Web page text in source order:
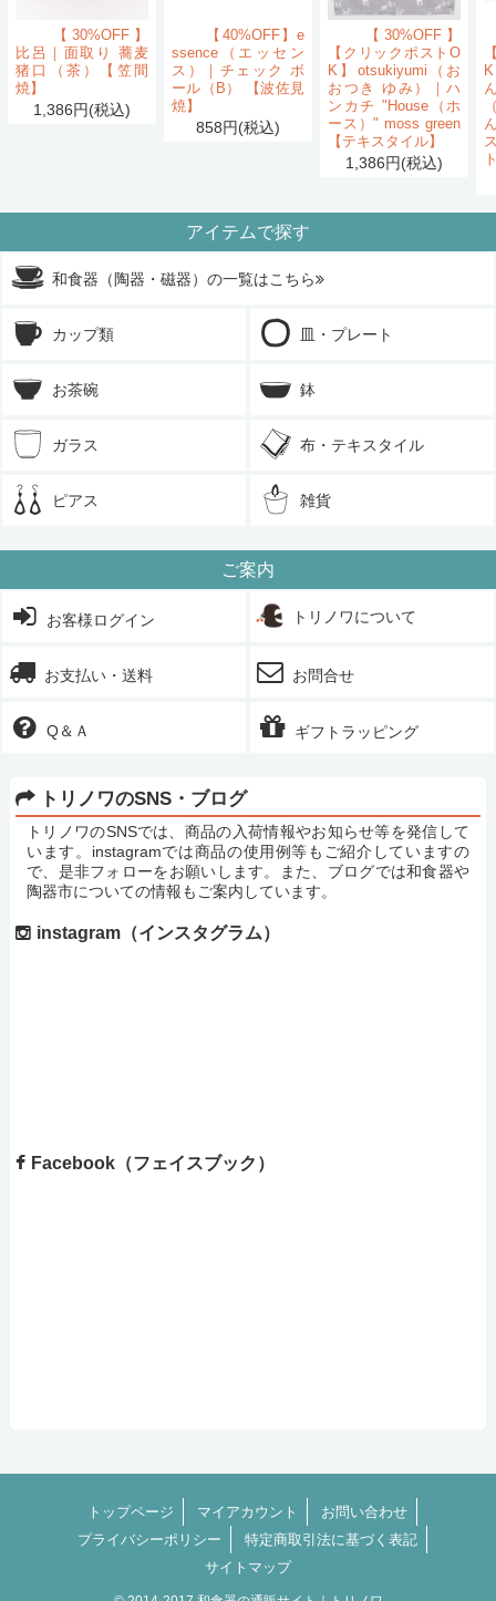
【30%OFF】
比呂｜面取り 蕎麦
猪口（茶）【笠間
焼】
1,386円(税込)
【40%OFF】e
ssence（エッセン
ス）｜チェック ボ
ール（B） 【波佐見
焼】
858円(税込)
【30%OFF】
【クリックポストO
K】otsukiyumi（お
おつき ゆみ）｜ハ
ンカチ "House（ホ
ース）" moss green
【テキスタイル】
1,386円(税込)
アイテムで探す
和食器（陶器・磁器）の一覧はこちら
カップ類 皿・プレート
お茶碗 鉢
ガラス 布・テキスタイル
ピアス 雑貨
ご案内
お客様ログイン トリノワについて
お支払い・送料 お問合せ
Q＆Ａ ギフトラッピング
トリノワのSNS・ブログ
トリノワのSNSでは、商品の入荷情報やお知らせ等を発信して
います。instagramでは商品の使用例等もご紹介していますの
で、是非フォローをお願いします。また、ブログでは和食器や
陶器市についての情報もご案内しています。
instagram（インスタグラム）
Facebook（フェイスブック）
トップページ マイアカウント
お問い合わせ
プライバシーポリシー
特定商取引法に基づく表記
サイトマップ